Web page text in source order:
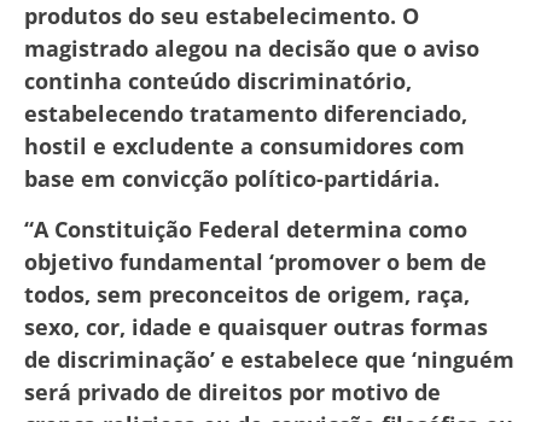
produtos do seu estabelecimento. O
magistrado alegou na decisão que o aviso
continha conteúdo discriminatório,
estabelecendo tratamento diferenciado,
hostil e excludente a consumidores com
base em convicção político-partidária.
“A Constituição Federal determina como
objetivo fundamental ‘promover o bem de
todos, sem preconceitos de origem, raça,
sexo, cor, idade e quaisquer outras formas
de discriminação’ e estabelece que ‘ninguém
será privado de direitos por motivo de